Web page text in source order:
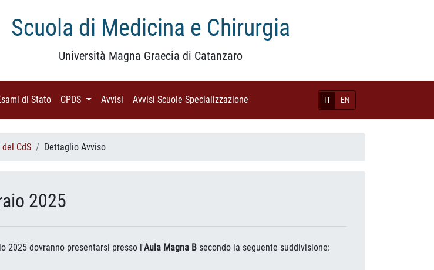
Scuola di Medicina e Chirurgia
Università Magna Graecia di Catanzaro
IT EN
di Stato (current)
CPDS (current)
Avvisi (current)
Avvisi Scuole Specializzazione
CdS Dettaglio Avviso
2025
2025 dovranno presentarsi presso l'Aula Magna B secondo la seguente suddivisione: